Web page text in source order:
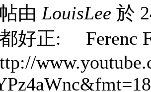
由 LouisLee 於
好正: Ferenc